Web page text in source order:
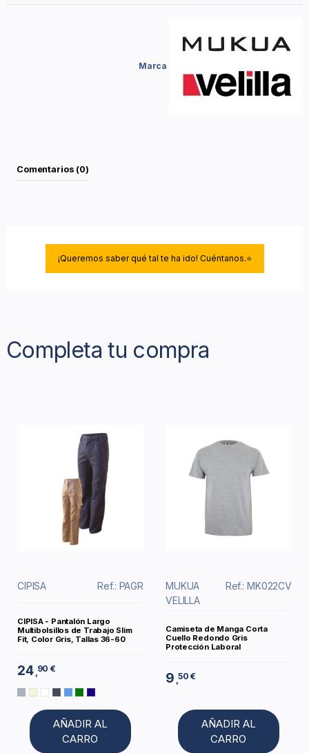
Marca
Comentarios (0)
¡Queremos saber qué tal te ha ido! Cuéntanos.⭐
Completa tu compra
CIPISA Ref.: PAGR
CIPISA - Pantalón Largo
Multibolsillos de Trabajo Slim
Fit, Color Gris, Tallas 36-60
24 90 €
AÑADIR AL
CARRO
MUKUA
VELILLA
Ref.: MK022CV
Camiseta de Manga Corta
Cuello Redondo Gris
Protección Laboral
9 ,50 €
AÑADIR AL
CARRO